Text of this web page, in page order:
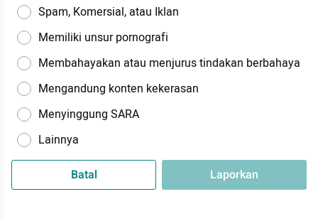
Spam, Komersial, atau Iklan
Memiliki unsur pornografi
Membahayakan atau menjurus tindakan berbahaya
Mengandung konten kekerasan
Menyinggung SARA
Lainnya
Batal Laporkan